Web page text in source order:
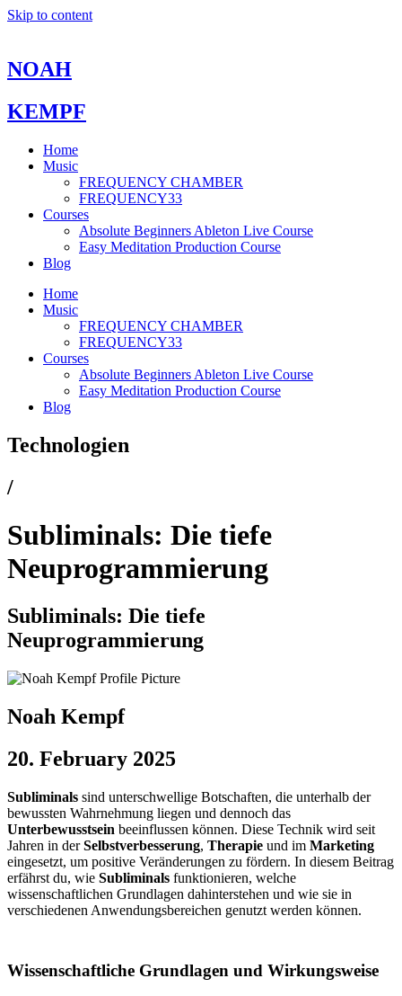
Skip to content
NOAH
KEMPF
Home
Music
FREQUENCY CHAMBER
FREQUENCY33
Courses
Absolute Beginners Ableton Live Course
Easy Meditation Production Course
Blog
Home
Music
FREQUENCY CHAMBER
FREQUENCY33
Courses
Absolute Beginners Ableton Live Course
Easy Meditation Production Course
Blog
Technologien
/
Subliminals: Die tiefe
Neuprogrammierung
Subliminals: Die tiefe
Neuprogrammierung
Noah Kempf
20. February 2025
Subliminals sind unterschwellige Botschaften, die unterhalb der
bewussten Wahrnehmung liegen und dennoch das
Unterbewusstsein beeinflussen können. Diese Technik wird seit
Jahren in derSelbstverbesserung, Therapie und im Marketing
eingesetzt, um positive Veränderungen zu fördern. In diesem Beitrag
erfährst du, wie Subliminals funktionieren, welche
wissenschaftlichen Grundlagen dahinterstehen und wie sie in
verschiedenen Anwendungsbereichen genutzt werden können.
Wissenschaftliche Grundlagen und Wirkungsweise